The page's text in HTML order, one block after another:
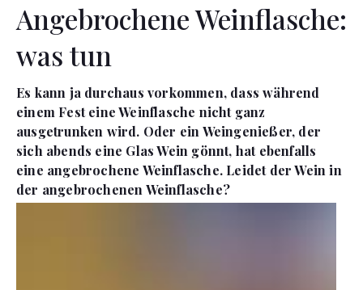
Angebrochene Weinflasche:
was tun
Es kann ja durchaus vorkommen, dass während
einem Fest eine Weinflasche nicht ganz
ausgetrunken wird. Oder ein Weingenießer, der
sich abends eine Glas Wein gönnt, hat ebenfalls
eine angebrochene Weinflasche. Leidet der Wein in
der angebrochenen Weinflasche?